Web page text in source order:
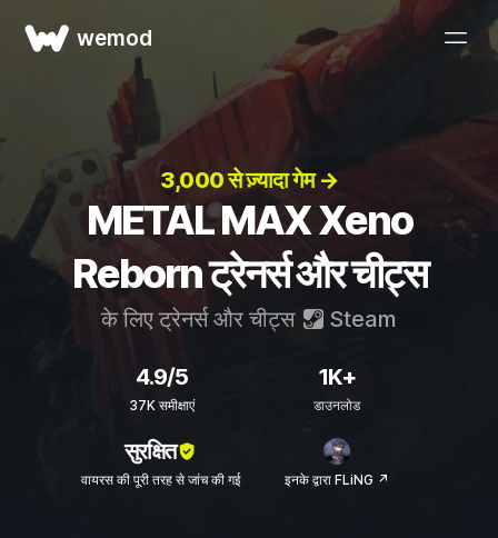
wemod
3,000 से ज़्यादा गेम →
METAL MAX Xeno
Reborn ट्रेनर्स और चीट्स
के लिए ट्रेनर्स और चीट्स Steam
4.9/5
37K समीक्षाएं
1K+
डाउनलोड
सुरक्षित
वायरस की पूरी तरह से जांच की गई इनके द्वारा FLiNG ↗